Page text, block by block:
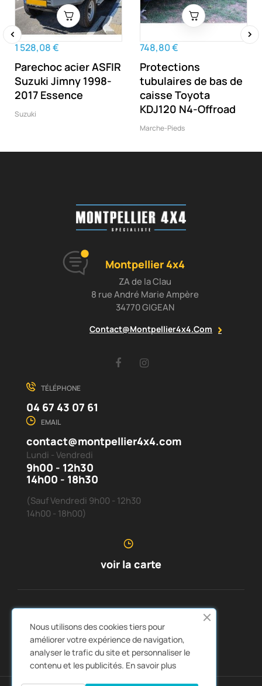
1 528,08 €
Parechoc acier ASFIR
Suzuki Jimny 1998-
2017 Essence
Suzuki
748,80 €
Protections
tubulaires de bas de
caisse Toyota
KDJ120 N4-Offroad
Marche-Pieds
Montpellier 4x4
ZA de la Clau
8 rue André Marie Ampère
34770 GIGEAN
Contact@montpellier4x4.com
Facebook
TÉLÉPHONE
04 67 43 07 61
EMAIL
contact@montpellier4x4.com
Lundi - Vendredi
9h00 - 12h30
14h00 - 18h30
(Sauf Vendredi 9h00 - 12h30
14h00 - 18h00)
voir la carte

LIENS RAPIDES  CATALOGUES
Nous utilisons des cookies tiers pour
améliorer votre expérience de navigation,
analyser le trafic du site et personnaliser le
contenu et les publicités. En savoir plus